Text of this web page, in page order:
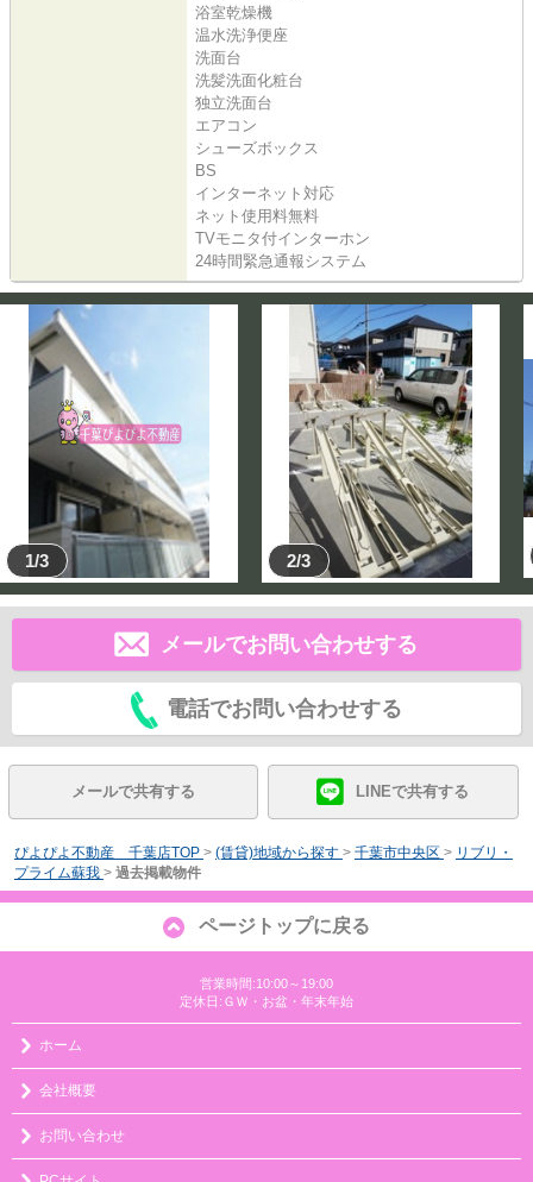
浴室乾燥機
温水洗浄便座
洗面台
洗髪洗面化粧台
独立洗面台
エアコン
シューズボックス
BS
インターネット対応
ネット使用料無料
TVモニタ付インターホン
24時間緊急通報システム
1/3 2/3
メールでお問い合わせする
電話でお問い合わせする
メールで共有する LINEで共有する
ぴよぴよ不動産 千葉店TOP > (賃貸)地域から探す > 千葉市中央区 > リブリ・
プライム蘇我 > 過去掲載物件
ページトップに戻る
営業時間:10:00～19:00
定休日:ＧＷ・お盆・年末年始
ホーム
会社概要
お問い合わせ